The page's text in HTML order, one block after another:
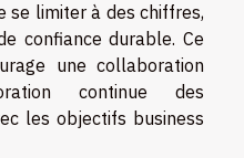
se limiter à des chiffres,
confiance durable. Ce
une collaboration
continue des
les objectifs business